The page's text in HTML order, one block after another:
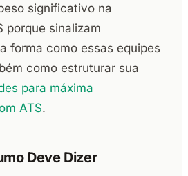
significativo na
porque sinalizam
forma como essas equipes
como estruturar sua
para máxima
ATS.
Deve Dizer